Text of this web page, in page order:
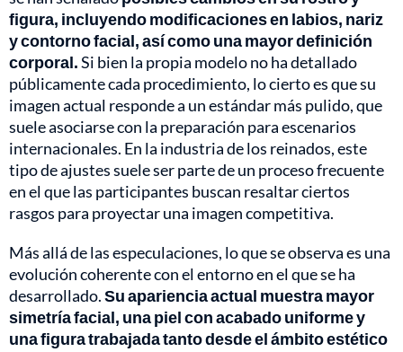
figura, incluyendo modificaciones en labios, nariz
y contorno facial, así como una mayor definición
corporal.Si bien la propia modelo no ha detallado
públicamente cada procedimiento, lo cierto es que su
imagen actual responde a un estándar más pulido, que
suele asociarse con la preparación para escenarios
internacionales. En la industria de los reinados, este
tipo de ajustes suele ser parte de un proceso frecuente
en el que las participantes buscan resaltar ciertos
rasgos para proyectar una imagen competitiva.
Más allá de las especulaciones, lo que se observa es una
evolución coherente con el entorno en el que se ha
desarrollado.Su apariencia actual muestra mayor
simetría facial, una piel con acabado uniforme y
una figura trabajada tanto desde el ámbito estético